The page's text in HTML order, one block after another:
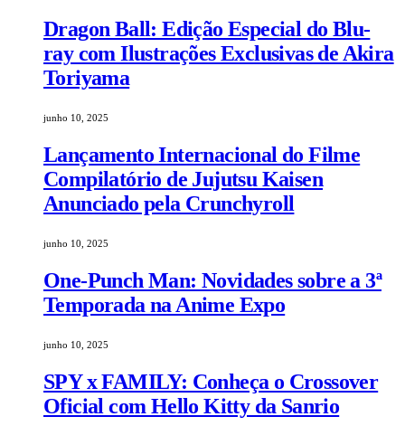
Dragon Ball: Edição Especial do Blu-
ray com Ilustrações Exclusivas de Akira
Toriyama
junho 10, 2025
Lançamento Internacional do Filme
Compilatório de Jujutsu Kaisen
Anunciado pela Crunchyroll
junho 10, 2025
One-Punch Man: Novidades sobre a 3ª
Temporada na Anime Expo
junho 10, 2025
SPY x FAMILY: Conheça o Crossover
Oficial com Hello Kitty da Sanrio